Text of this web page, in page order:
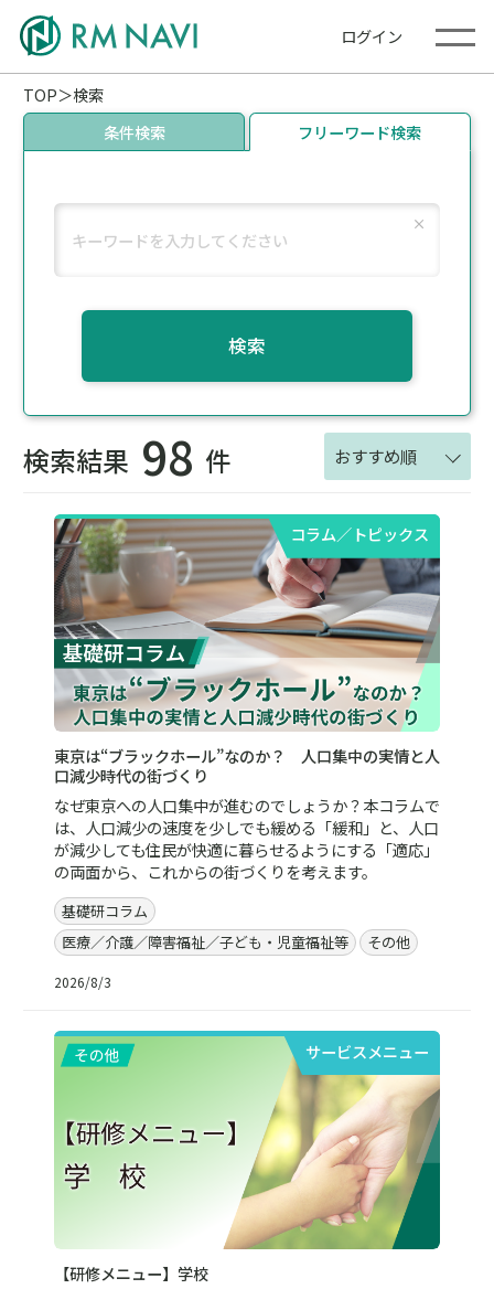
ログイン
TOP
検索
条件検索
フリーワード検索
検索
検索結果 98 件 おすすめ順
コラム／トピックス
東京は“ブラックホール”なのか？ 人口集中の実情と人
口減少時代の街づくり
なぜ東京への人口集中が進むのでしょうか？本コラムで
は、人口減少の速度を少しでも緩める「緩和」と、人口
が減少しても住民が快適に暮らせるようにする「適応」
の両面から、これからの街づくりを考えます。
基礎研コラム
医療／介護／障害福祉／子ども・児童福祉等
その他
2026/8/3
サービスメニュー
【研修メニュー】学校